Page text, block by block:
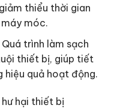
thiểu thời gian
móc.
Quá trình làm sạch
thiết bị, giúp tiết
hiệu quả hoạt động.
hại thiết bị